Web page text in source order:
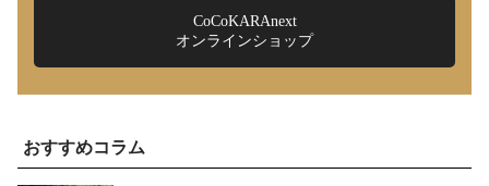
CoCoKARAnext
オンラインショップ
おすすめコラム